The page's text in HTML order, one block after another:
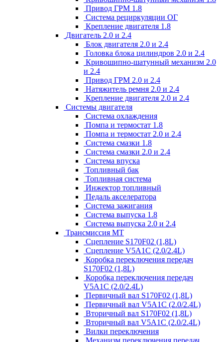
Привод ГРМ 1.8
Система рециркуляции ОГ
Крепление двигателя 1.8
Двигатель 2.0 и 2.4
Блок двигателя 2.0 и 2.4
Головка блока цилиндров 2.0 и 2.4
Кривошипно-шатунный механизм 2.0
и 2.4
Привод ГРМ 2.0 и 2.4
Натяжитель ремня 2.0 и 2.4
Крепление двигателя 2.0 и 2.4
Системы двигателя
Система охлаждения
Помпа и термостат 1.8
Помпа и термостат 2.0 и 2.4
Система смазки 1.8
Система смазки 2.0 и 2.4
Система впуска
Топливный бак
Топливная система
Инжектор топливный
Педаль акселератора
Система зажигания
Система выпуска 1.8
Система выпуска 2.0 и 2.4
Трансмиссия МТ
Сцепление S170F02 (1,8L)
Сцепление V5A1C (2.0/2.4L)
Коробка переключения передач
S170F02 (1,8L)
Коробка переключения передач
V5A1C (2.0/2.4L)
Первичный вал S170F02 (1,8L)
Первичный вал V5A1C (2.0/2.4L)
Вторичный вал S170F02 (1,8L)
Вторичный вал V5A1C (2.0/2.4L)
Вилки переключения
Механизм переключения передач